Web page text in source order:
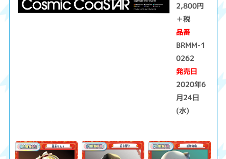
2,800円
＋税
品番
BRMM-1
0262
発売日
2020年6
月24日
(水)